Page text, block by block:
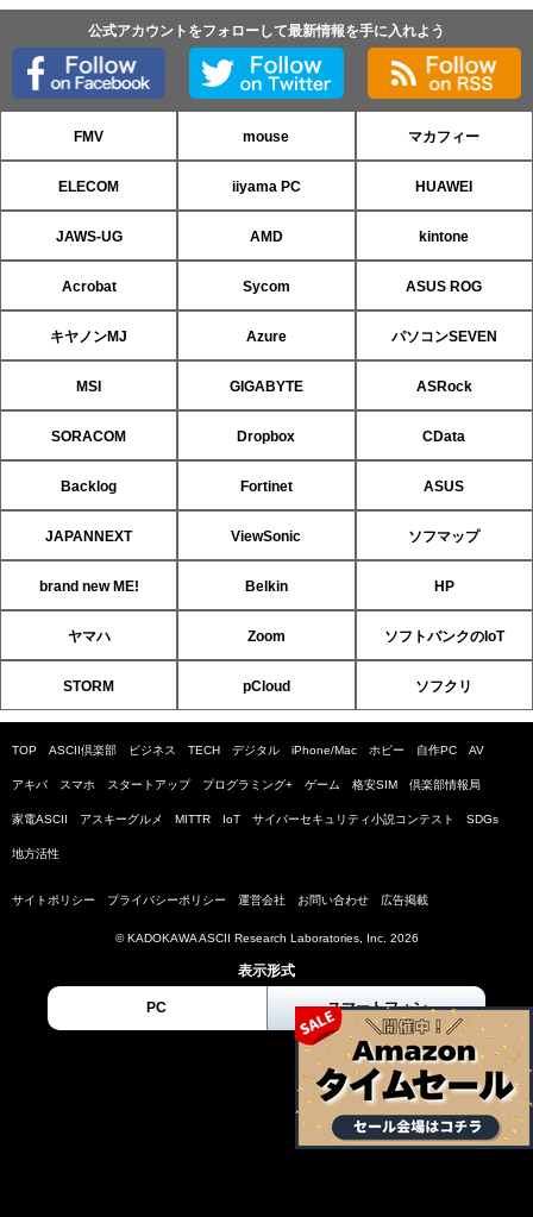
公式アカウントをフォローして最新情報を手に入れよう
FMV mouse マカフィー
ELECOM iiyama PC HUAWEI
JAWS-UG AMD kintone
Acrobat Sycom ASUS ROG
キヤノンMJ Azure パソコンSEVEN
MSI GIGABYTE ASRock
SORACOM Dropbox CData
Backlog Fortinet ASUS
JAPANNEXT ViewSonic ソフマップ
brand new ME! Belkin HP
ヤマハ Zoom ソフトバンクのIoT
STORM pCloud ソフクリ
TOP ASCII倶楽部 ビジネス TECH デジタル iPhone/Mac ホビー 自作PC AV
アキバ スマホ スタートアップ プログラミング+ ゲーム 格安SIM 倶楽部情報局
家電ASCII アスキーグルメ MITTR IoT サイバーセキュリティ小説コンテスト SDGs
地方活性
サイトポリシー プライバシーポリシー 運営会社 お問い合わせ 広告掲載
© KADOKAWA ASCII Research Laboratories, Inc. 2026
表示形式
PC スマートフォン